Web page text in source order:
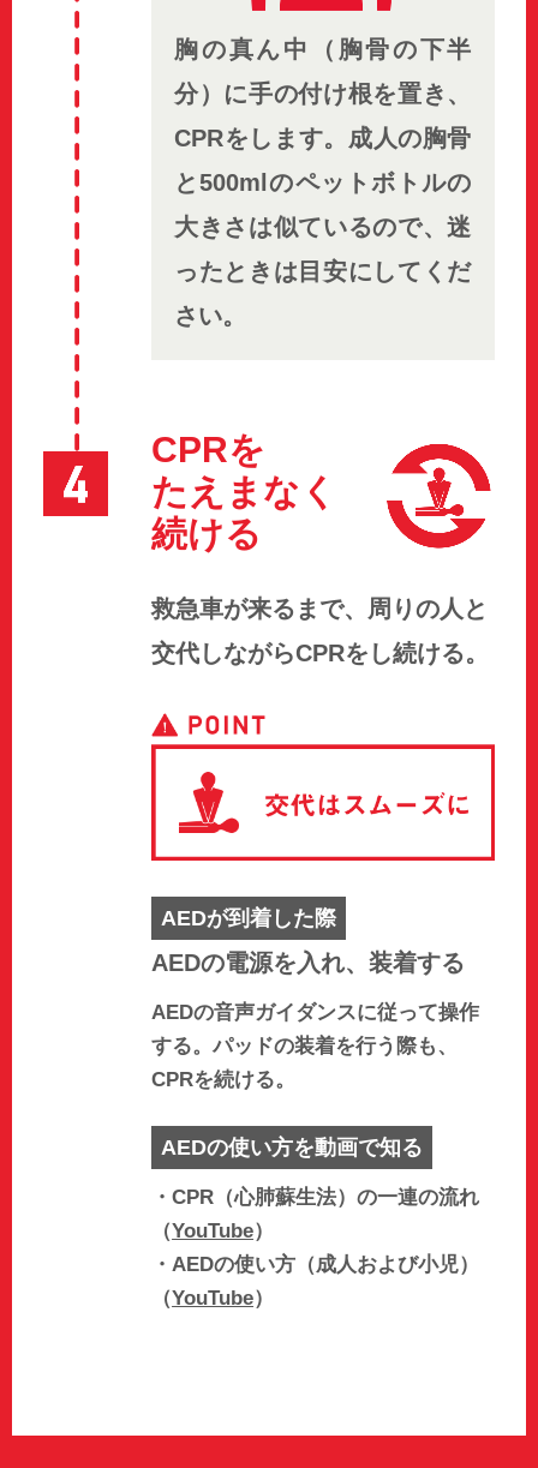
胸の真ん中（胸骨の下半
分）に手の付け根を置き、
CPRをします。成人の胸骨
と500mlのペットボトルの
大きさは似ているので、迷
ったときは目安にしてくだ
さい。
CPRを
たえまなく
続ける
救急車が来るまで、周りの人と
交代しながらCPRをし続ける。
AEDが到着した際
AEDの電源を入れ、装着する
AEDの音声ガイダンスに従って操作
する。パッドの装着を行う際も、
CPRを続ける。
AEDの使い方を動画で知る
・CPR（心肺蘇生法）の一連の流れ
（YouTube）
・AEDの使い方（成人および小児）
（YouTube）